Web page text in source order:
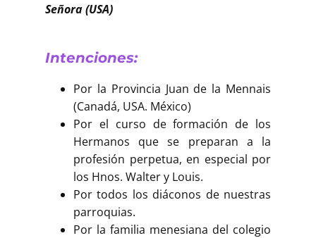
Señora (USA)
Intenciones:
Por la Provincia Juan de la Mennais
(Canadá, USA. México)
Por el curso de formación de los
Hermanos que se preparan a la
profesión perpetua, en especial por
los Hnos. Walter y Louis.
Por todos los diáconos de nuestras
parroquias.
Por la familia menesiana del colegio